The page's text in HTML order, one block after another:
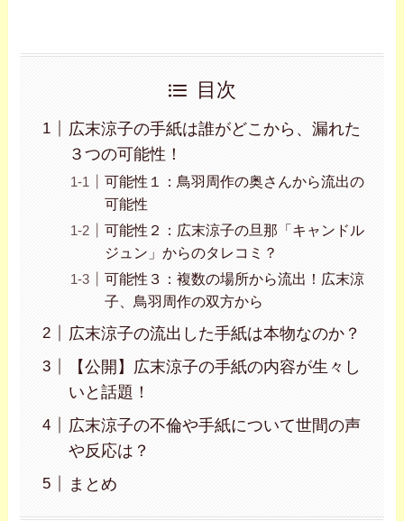
目次
広末涼子の手紙は誰がどこから、漏れた
３つの可能性！
可能性１：鳥羽周作の奥さんから流出の
可能性
可能性２：広末涼子の旦那「キャンドル
ジュン」からのタレコミ？
可能性３：複数の場所から流出！広末涼
子、鳥羽周作の双方から
広末涼子の流出した手紙は本物なのか？
【公開】広末涼子の手紙の内容が生々し
いと話題！
広末涼子の不倫や手紙について世間の声
や反応は？
まとめ